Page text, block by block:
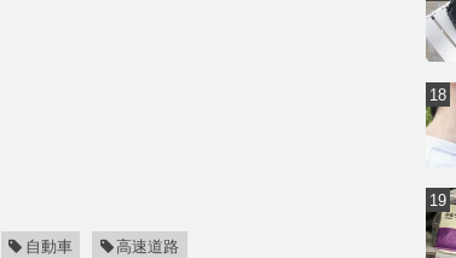
自動車 高速道路